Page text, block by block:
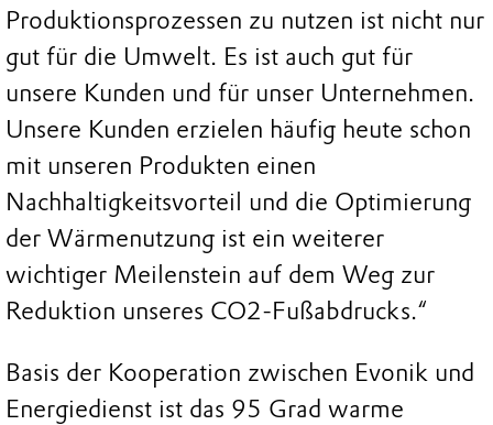
Produktionsprozessen zu nutzen ist nicht nur
gut für die Umwelt. Es ist auch gut für
unsere Kunden und für unser Unternehmen.
Unsere Kunden erzielen häufig heute schon
mit unseren Produkten einen
Nachhaltigkeitsvorteil und die Optimierung
der Wärmenutzung ist ein weiterer
wichtiger Meilenstein auf dem Weg zur
Reduktion unseres CO2-Fußabdrucks.“
Basis der Kooperation zwischen Evonik und
Energiedienst ist das 95 Grad warme